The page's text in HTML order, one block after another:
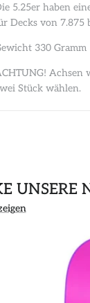
5.25er haben
Decks von 7.875
330 Gramm
Achsen
Stück wählen.
UNSERE